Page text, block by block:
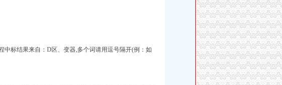
标结果来自：D区、变器,多个词请用逗号隔开(例：如